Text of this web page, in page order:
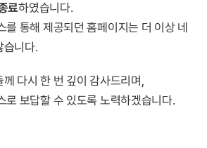
료하였습니다.
를 통해 제공되던 홈페이지는 더 이상 네
습니다.
다시 한 번 깊이 감사드리며,
로 보답할 수 있도록 노력하겠습니다.